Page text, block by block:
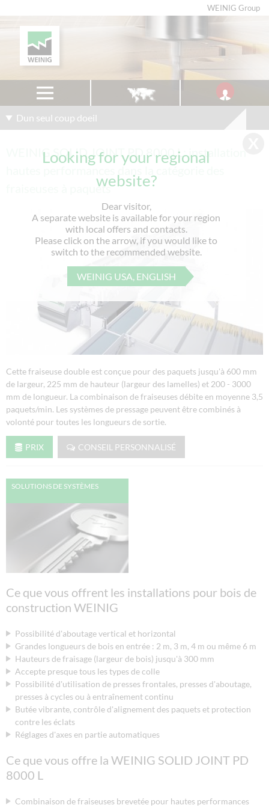
WEINIG Group
Looking for your regional
website?
Dear visitor,
A separate website is available for your region
with local offers and contacts.
Please click on the arrow, if you would like to
switch to the recommended website.
WEINIG USA, ENGLISH
Dun seul coup doeil
WEINIG SOLID JOINT PD 8000 L: installation
hautes performances dans la catégorie des
fraiseuses à paquets
Cette fraiseuse double est conçue pour des paquets jusqu'à 600 mm
de largeur, 225 mm de hauteur (largeur des lamelles) et 200 - 3000
mm de longueur. La combinaison de fraiseuses débite en moyenne 3,5
paquets/min. Les systèmes de pressage peuvent être combinés à
volonté pour toutes les longueurs de sortie.
PRIX CONSEIL PERSONNALISÉ
SOLUTIONS DE SYSTÈMES
Ce que vous offrent les installations pour bois de
construction WEINIG
Possibilité d'aboutage vertical et horizontal
Grandes longueurs de bois en entrée : 2 m, 3 m, 4 m ou même 6 m
Hauteurs de fraisage (largeur de bois) jusqu'à 300 mm
Accepte presque tous les types de colle
Possibilité d'utilisation de presses frontales, presses d'aboutage,
presses à cycles ou à entraînement continu
Butée vibrante, contrôle d'alignement des paquets et protection
contre les éclats
Réglages d'axes en partie automatiques
Ce que vous offre la WEINIG SOLID JOINT PD
8000 L
Combinaison de fraiseuses brevetée pour hautes performances